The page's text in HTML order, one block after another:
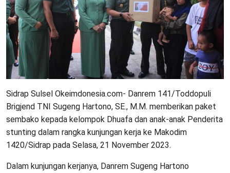
Sidrap Sulsel Okeimdonesia.com- Danrem 141/Toddopuli
Brigjend TNI Sugeng Hartono, SE., M.M. memberikan paket
sembako kepada kelompok Dhuafa dan anak-anak Penderita
stunting dalam rangka kunjungan kerja ke Makodim
1420/Sidrap pada Selasa, 21 November 2023.
Dalam kunjungan kerjanya, Danrem Sugeng Hartono